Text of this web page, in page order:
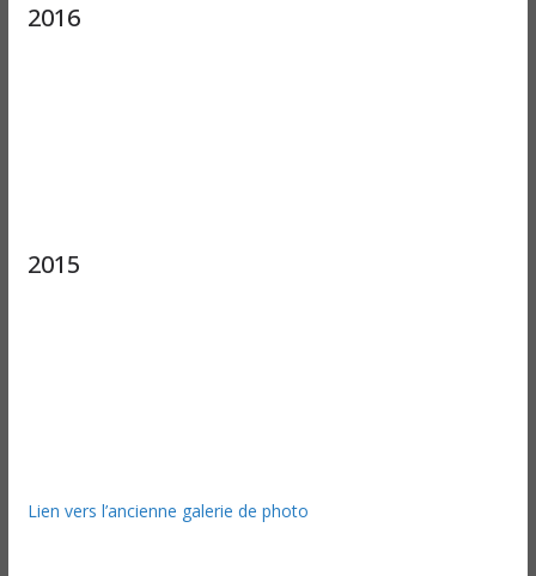
2016
2015
Lien vers l’ancienne galerie de photo